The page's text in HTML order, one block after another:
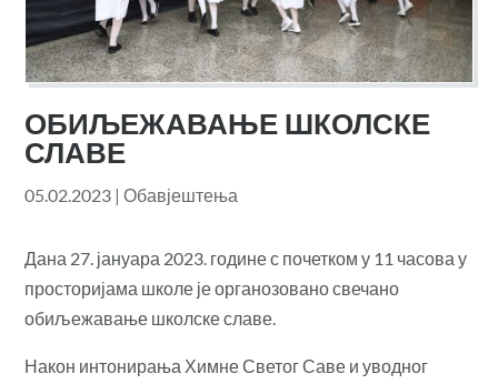
ОБИЉЕЖАВАЊЕ ШКОЛСКЕ
СЛАВЕ
05.02.2023 |Обавјештења
Дана 27. јануара 2023. године с почетком у 11 часова у
просторијама школе је органозовано свечано
обиљежавање школске славе.
Након интонирања Химне Светог Саве и уводног